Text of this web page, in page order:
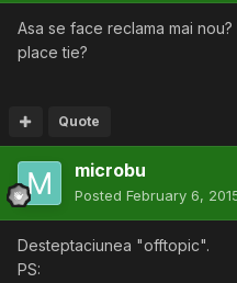
Asa se face reclama mai
place tie?
Quote
microbu
Posted February 6,
Desteptaciunea "offtopic".
PS: